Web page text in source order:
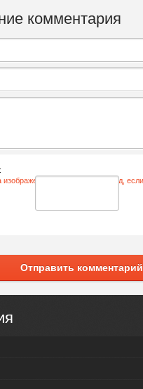
комментария
Отправить комментарий